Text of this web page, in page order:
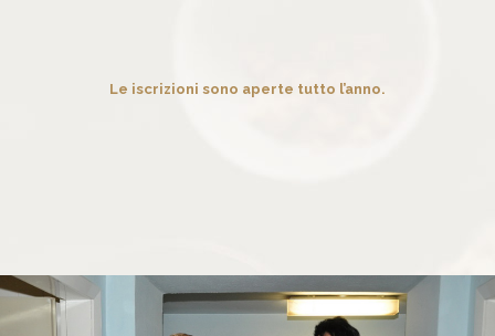
Le iscrizioni sono aperte tutto l’anno.